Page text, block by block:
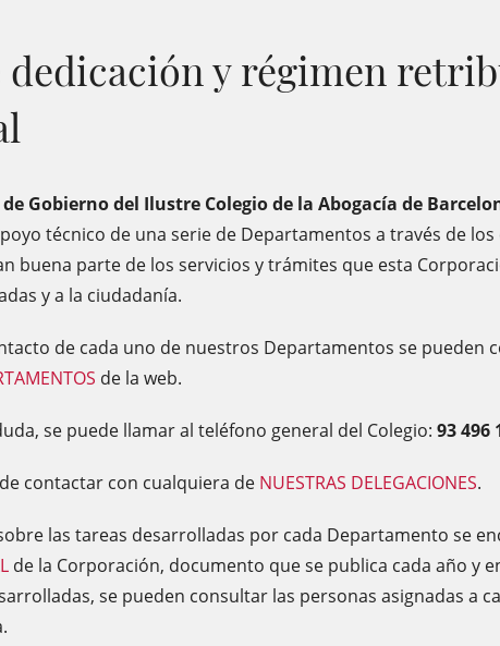
dedicación y régimen
Gobierno del Ilustre Colegio de la Abogacía de
técnico de una serie de Departamentos a través de los
buena parte de los servicios y trámites que esta
y a la ciudadanía.
de cada uno de nuestros Departamentos se pueden
de la web.
se puede llamar al teléfono general del Colegio: 93 496
contactar con cualquiera de NUESTRAS DELEGACIONES.
las tareas desarrolladas por cada Departamento se
de la Corporación, documento que se publica cada año y
se pueden consultar las personas asignadas a